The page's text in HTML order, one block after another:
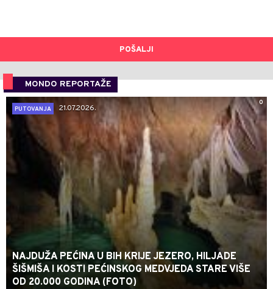
POŠALJI
MONDO REPORTAŽE
0
PUTOVANJA
21.07.2026.
NAJDUŽA PEĆINA U BIH KRIJE JEZERO, HILJADE
ŠIŠMIŠA I KOSTI PEĆINSKOG MEDVJEDA STARE VIŠE
OD 20.000 GODINA (FOTO)